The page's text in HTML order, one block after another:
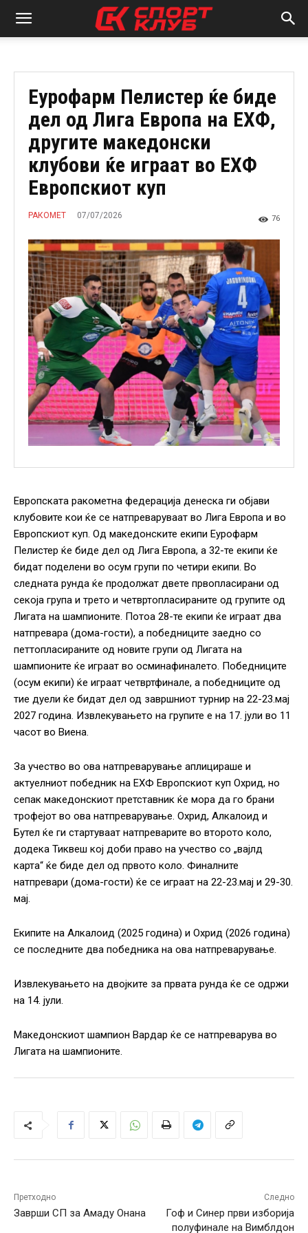
Еурофарм Пелистер ќе биде
дел од Лига Европа на ЕХФ,
другите македонски
клубови ќе играат во ЕХФ
Европскиот куп
РАКОМЕТ 07/07/2026 76
Европската ракометна федерација денеска ги објави
клубовите кои ќе се натпреваруваат во Лига Европа и во
Европскиот куп. Од македонските екипи Еурофарм
Пелистер ќе биде дел од Лига Европа, а 32-те екипи ќе
бидат поделени во осум групи по четири екипи. Во
следната рунда ќе продолжат двете првопласирани од
секоја група и трето и четвртопласираните од групите од
Лигата на шампионите. Потоа 28-те екипи ќе играат два
натпревара (дома-гости), а победниците заедно со
петтопласираните од новите групи од Лигата на
шампионите ќе играат во осминафиналето. Победниците
(осум екипи) ќе играат четвртфинале, а победниците од
тие дуели ќе бидат дел од завршниот турнир на 22-23.мај
2027 година. Извлекувањето на групите е на 17. јули во 11
часот во Виена.
За учество во ова натпреварување аплицираше и
актуелниот победник на ЕХФ Европскиот куп Охрид, но
сепак македонскиот претставник ќе мора да го брани
трофејот во ова натпреварување. Охрид, Алкалоид и
Бутел ќе ги стартуваат натпреварите во второто коло,
додека Тиквеш кој доби право на учество со „вајлд
карта“ ќе биде дел од првото коло. Финалните
натпревари (дома-гости) ќе се играат на 22-23.мај и 29-30.
мај.
Екипите на Алкалоид (2025 година) и Охрид (2026 година)
се последните два победника на ова натпреварување.
Извлекувањето на двојките за првата рунда ќе се одржи
на 14. јули.
Македонскиот шампион Вардар ќе се натпреварува во
Лигата на шампионите.
Претходно
Заврши СП за Амаду Онана
Следно
Гоф и Синер први изборија
полуфинале на Вимблдон